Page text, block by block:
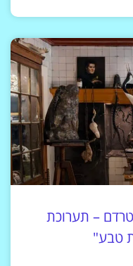
– תערוכת
טבע"